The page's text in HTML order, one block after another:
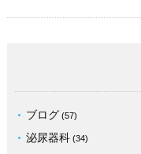
ブログ (57)
泌尿器科(34)